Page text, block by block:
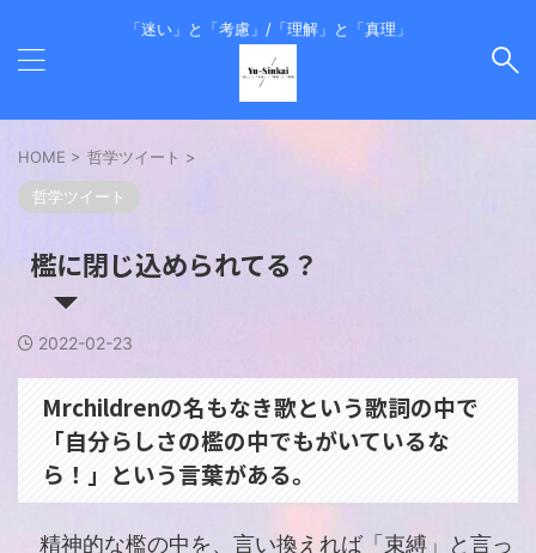
「迷い」と「考慮」/「理解」と「真理」
HOME > 哲学ツイート >
哲学ツイート
檻に閉じ込められてる？
2022-02-23
Mrchildrenの名もなき歌という歌詞の中で
「自分らしさの檻の中でもがいているな
ら！」という言葉がある。
精神的な檻の中を、言い換えれば「束縛」と言っ